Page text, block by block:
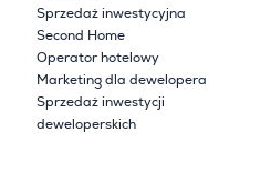
Sprzedaż inwestycyjna
Second Home
Operator hotelowy
Marketing dla dewelopera
Sprzedaż inwestycji
deweloperskich